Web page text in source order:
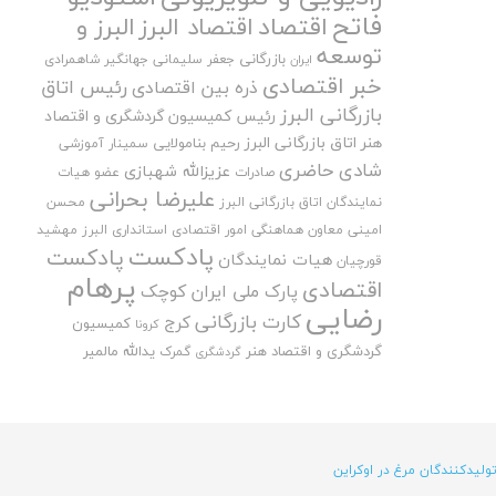
فاتحاقتصاداقتصاد البرزالبرز و
توسعه ایران بازرگانی جعفر سلیمانی جهانگیر شاهمرادی
خبر اقتصادی ذره بین اقتصادی رئیس اتاق
بازرگانی البرز رئیس کمیسیون گردشگری و اقتصاد
هنر اتاق بازرگانی البرز رحیم بنامولایی سمینار آموزشی
شادی حاضری صادرات عزیزالله شهبازی عضو هیات
نمایندگان اتاق بازرگانی البرز علیرضا بحرانی محسن
امینی معاون هماهنگی امور اقتصادی استانداری البرز مهشید
قورچیان هیات نمایندگان پادکستپادکست
اقتصادی پارک ملی ایران کوچک پرهام
رضاییکارت بازرگانیکرج کرونا کمیسیون
گردشگری و اقتصاد هنر گردشگری گمرک یدالله مالمیر
مرغ در اوکراین